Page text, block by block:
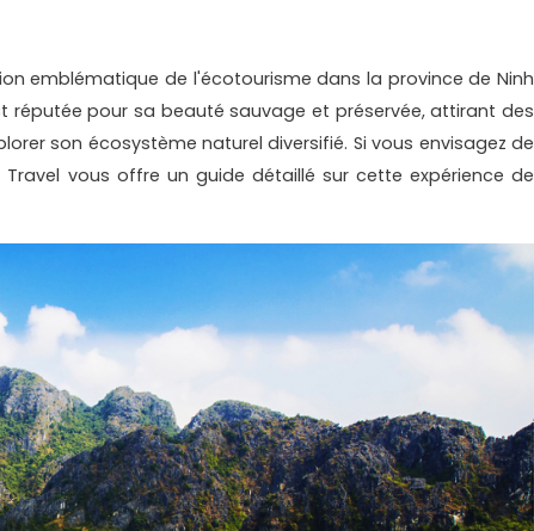
emblématique de l'écotourisme dans la province de Ninh
réputée pour sa beauté sauvage et préservée, attirant des
son écosystème naturel diversifié. Si vous envisagez de
vous offre un guide détaillé sur cette expérience de